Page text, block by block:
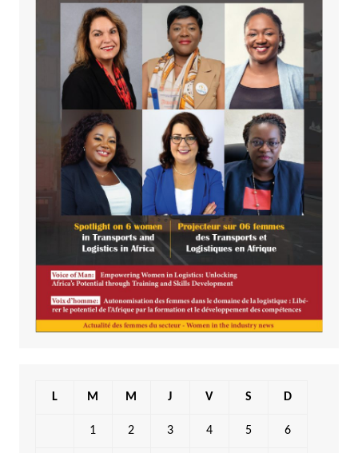
L M M J V S D
1 2 3 4 5 6